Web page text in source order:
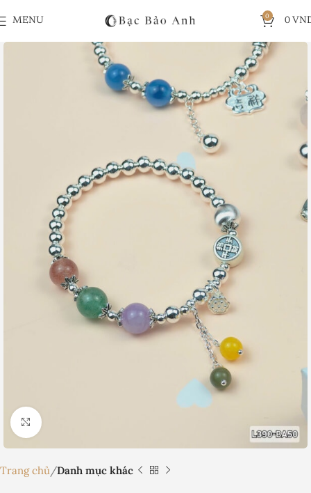
MENU
0
0
Nhấp để phóng to
Trang chủ Danh mục khác